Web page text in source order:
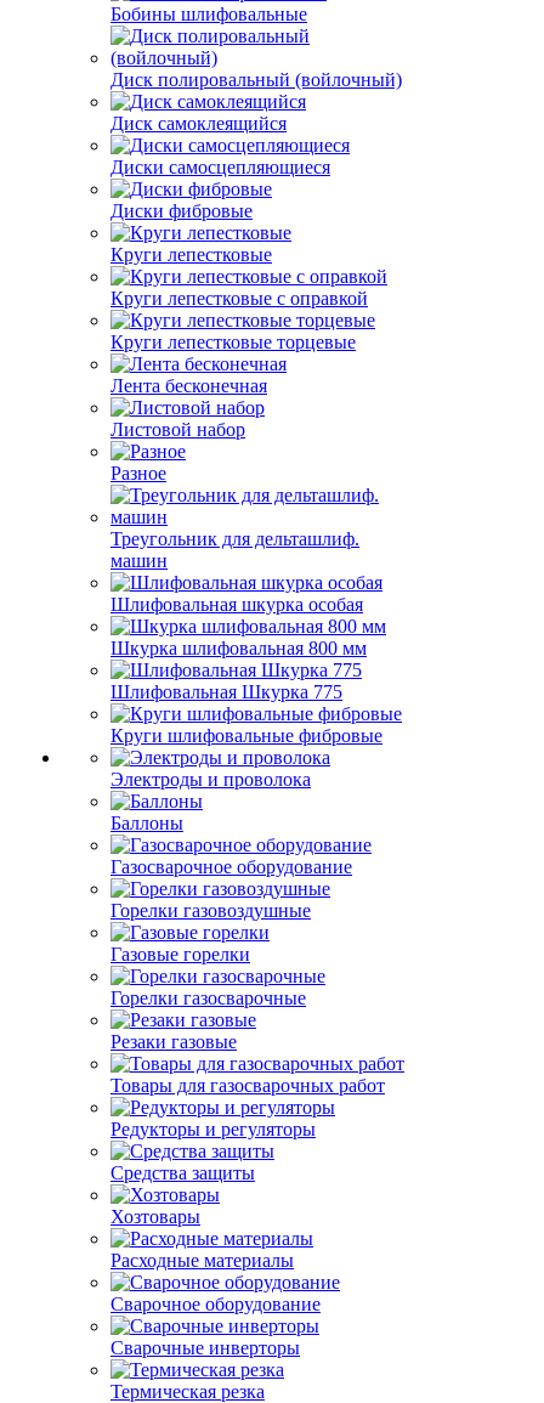
Бобины шлифовальные
Диск полировальный (войлочный)
Диск самоклеящийся
Диски самосцепляющиеся
Диски фибровые
Круги лепестковые
Круги лепестковые с оправкой
Круги лепестковые торцевые
Лента бесконечная
Листовой набор
Разное
Треугольник для дельташлиф.
машин
Шлифовальная шкурка особая
Шкурка шлифовальная 800 мм
Шлифовальная Шкурка 775
Круги шлифовальные фибровые
Электроды и проволока
Баллоны
Газосварочное оборудование
Горелки газовоздушные
Газовые горелки
Горелки газосварочные
Резаки газовые
Товары для газосварочных работ
Редукторы и регуляторы
Средства защиты
Хозтовары
Расходные материалы
Сварочное оборудование
Сварочные инверторы
Термическая резка